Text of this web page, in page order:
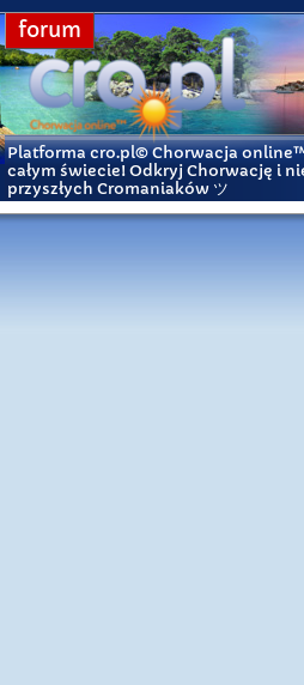
forum
Platforma cro.pl© Chorwacja
całym świecie! Odkryj Chorwację i
przyszłych Cromaniaków ツ